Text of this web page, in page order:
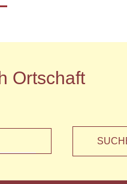
Ortschaft